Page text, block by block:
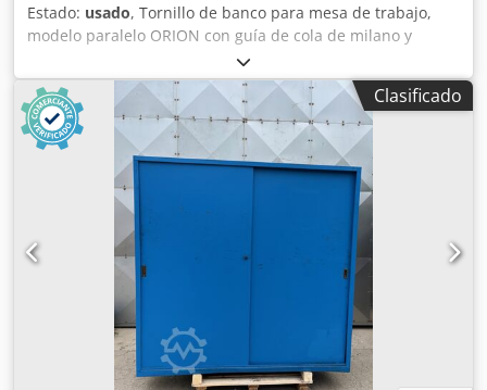
Estado: usado, Tornillo de banco para mesa de trabajo,
modelo paralelo ORION con guía de cola de milano y
ajuste de altura Tipo: 125 Djdpfx Aqozpbrkolswa Anchura
de las mordazas: 125 mm Altura de las mordazas: 25 mm
Rango de sujeción: máx. 210 mm Altura total: 590 mm -
Rotación de 360° - Guía de cola de milano - Superficie de
yunque para trabajos de enderezado ligeros - Ajuste de
altura de aproximadamente 250 mm sin sistema de
elevación Peso: 41 kg Buen estado
Clasificado